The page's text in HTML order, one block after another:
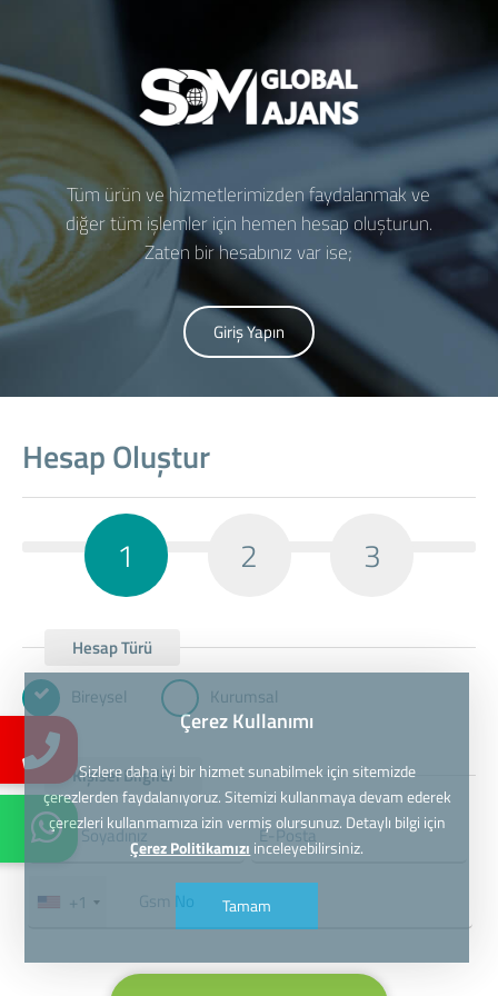
Tüm ürün ve hizmetlerimizden faydalanmak ve
diğer tüm işlemler için hemen hesap oluşturun.
Zaten bir hesabınız var ise;
Giriş Yapın
Hesap Oluştur
1 2 3
Hesap Türü
Bireysel
Kurumsal
Kişisel Bilgiler
+1
Çerez Kullanımı
Sizlere daha iyi bir hizmet sunabilmek için sitemizde
çerezlerden faydalanıyoruz. Sitemizi kullanmaya devam ederek
çerezleri kullanmamıza izin vermiş olursunuz. Detaylı bilgi için
Çerez Politikamızı inceleyebilirsiniz.
Tamam